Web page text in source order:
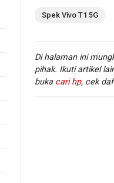
Spek Vivo T1 5G
Di halaman ini
pihak. Ikuti artikel
buka cari hp, cek